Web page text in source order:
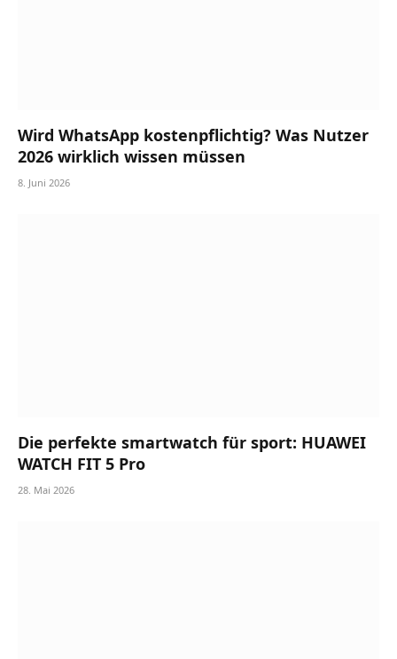
Wird WhatsApp kostenpflichtig? Was Nutzer
2026 wirklich wissen müssen
8. Juni 2026
Die perfekte smartwatch für sport: HUAWEI
WATCH FIT 5 Pro
28. Mai 2026